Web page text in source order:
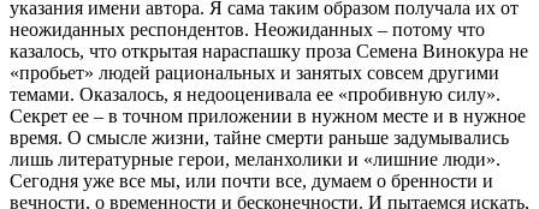
указания имени автора. Я сама таким образом получала их от
неожиданных респондентов. Неожиданных – потому что
казалось, что открытая нараспашку проза Семена Винокура не
«пробьет» людей рациональных и занятых совсем другими
темами. Оказалось, я недооценивала ее «пробивную силу».
Секрет ее – в точном приложении в нужном месте и в нужное
время. О смысле жизни, тайне смерти раньше задумывались
лишь литературные герои, меланхолики и «лишние люди».
Сегодня уже все мы, или почти все, думаем о бренности и
вечности, о временности и бесконечности. И пытаемся искать,